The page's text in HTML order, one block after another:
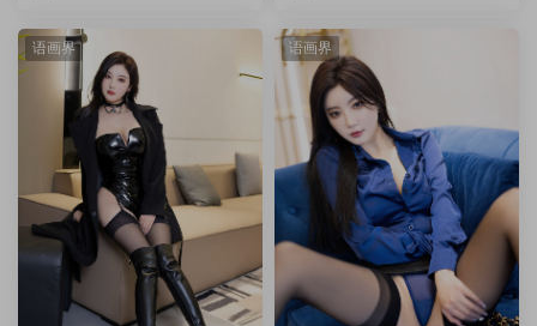
语画界 语画界